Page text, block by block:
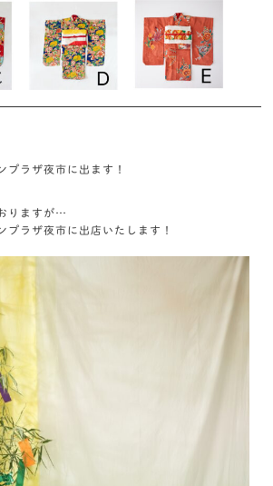
プラザ夜市に出ます！
りますが…
プラザ夜市に出店いたします！